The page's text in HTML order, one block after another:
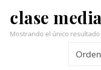
clase media
Mostrando el único resultado